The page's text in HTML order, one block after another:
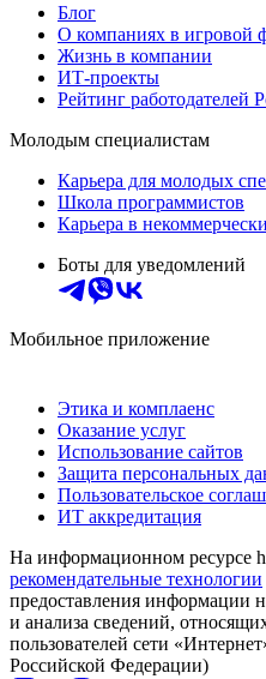
Блог
О компаниях в игровой
Жизнь в компании
ИТ-проекты
Рейтинг работодателей
Молодым специалистам
Карьера для молодых
Школа программистов
Карьера в
Боты для уведомлений
Мобильное приложение
Этика и комплаенс
Оказание услуг
Использование сайтов
Защита персональных
Пользовательское
ИТ аккредитация
На информационном ресурсе
рекомендательные технологии
предоставления информации
и анализа сведений,
пользователей сети
Российской Федерации)